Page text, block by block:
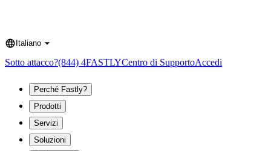
Language
Italiano
Sotto attacco?(844) 4FASTLYCentro di SupportoAccedi
Perché Fastly?
Prodotti
Servizi
Soluzioni